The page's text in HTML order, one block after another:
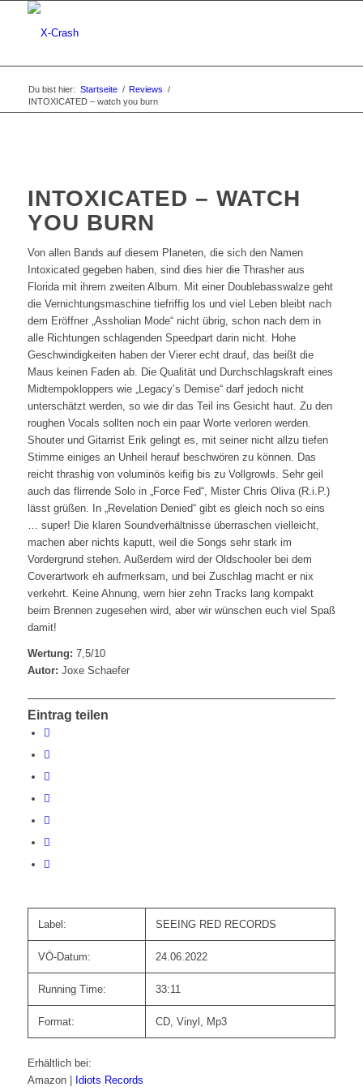
Du bist hier: Startseite / Reviews /
INTOXICATED – watch you burn
INTOXICATED – WATCH
YOU BURN
Von allen Bands auf diesem Planeten, die sich den Namen
Intoxicated gegeben haben, sind dies hier die Thrasher aus
Florida mit ihrem zweiten Album. Mit einer Doublebasswalze geht
die Vernichtungsmaschine tiefriffig los und viel Leben bleibt nach
dem Eröffner „Assholian Mode“ nicht übrig, schon nach dem in
alle Richtungen schlagenden Speedpart darin nicht. Hohe
Geschwindigkeiten haben der Vierer echt drauf, das beißt die
Maus keinen Faden ab. Die Qualität und Durchschlagskraft eines
Midtempokloppers wie „Legacy’s Demise“ darf jedoch nicht
unterschätzt werden, so wie dir das Teil ins Gesicht haut. Zu den
roughen Vocals sollten noch ein paar Worte verloren werden.
Shouter und Gitarrist Erik gelingt es, mit seiner nicht allzu tiefen
Stimme einiges an Unheil herauf beschwören zu können. Das
reicht thrashig von voluminös keifig bis zu Vollgrowls. Sehr geil
auch das flirrende Solo in „Force Fed“, Mister Chris Oliva (R.i.P.)
lässt grüßen. In „Revelation Denied“ gibt es gleich noch so eins
… super! Die klaren Soundverhältnisse überraschen vielleicht,
machen aber nichts kaputt, weil die Songs sehr stark im
Vordergrund stehen. Außerdem wird der Oldschooler bei dem
Coverartwork eh aufmerksam, und bei Zuschlag macht er nix
verkehrt. Keine Ahnung, wem hier zehn Tracks lang kompakt
beim Brennen zugesehen wird, aber wir wünschen euch viel Spaß
damit!
Wertung: 7,5/10
Autor: Joxe Schaefer
Eintrag teilen
Label: SEEING RED RECORDS
VÖ-Datum: 24.06.2022
Running Time: 33:11
Format: CD, Vinyl, Mp3
Erhältlich bei:
Amazon |
Idiots Records